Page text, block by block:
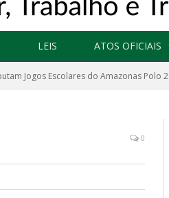
LEIS ATOS OFICIAIS
Jogos Escolares do Amazonas Polo 2
0